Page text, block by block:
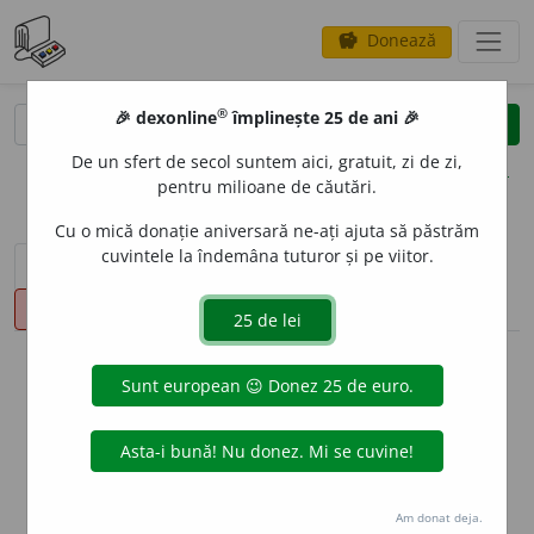
savings Donează
clear
opțiuni
sinteza definițiilor (1) definiții (15)
declinări
info
Aceste definiții sunt compilate de
echipa dexonline. Definițiile
originale se află pe filadefiniții.
Puteți reordona filele pe pagina de
🎉 dexonline® împlinește 25 de ani 🎉
De un sfert de secol suntem aici, gratuit, zi de zi,
pentru milioane de căutări.
Cu o mică donație aniversară ne-ați ajuta să păstrăm
cuvintele la îndemâna tuturor și pe viitor.
Am donat deja.